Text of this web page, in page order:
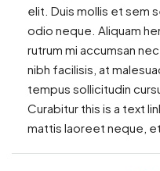
elit. Duis mollis et sem
odio neque. Aliquam
rutrum mi accumsan
nibh facilisis, at
tempus sollicitudin
Curabitur this is a text
mattis laoreet neque,